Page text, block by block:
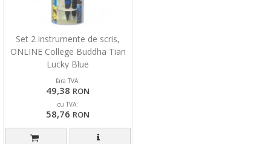
Set 2 instrumente de scris,
ONLINE College Buddha Tian
Lucky Blue
fara TVA:
49,38 RON
cu TVA:
58,76 RON